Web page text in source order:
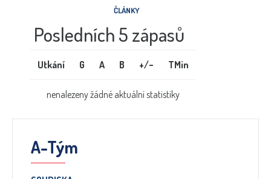
ČLÁNKY
Posledních 5 zápasů
Utkání G A B +/− TMin
nenalezeny žádné aktuální statistiky
A-Tým